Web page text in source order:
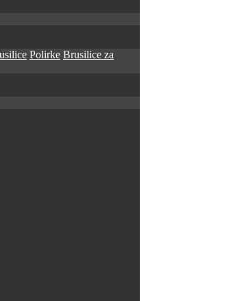
Polirke Brusilice za